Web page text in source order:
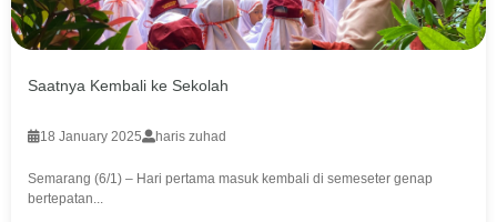
Saatnya Kembali ke Sekolah
18 January 2025 haris zuhad
Semarang (6/1) – Hari pertama masuk kembali di semeseter genap
bertepatan...